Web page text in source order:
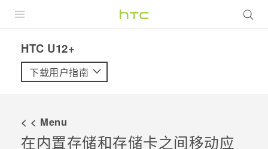
VIVE
支持帮助
在线客服
HTC U12+‎
下载用户指南
< < Menu
在内置存储和存储卡之间移动应